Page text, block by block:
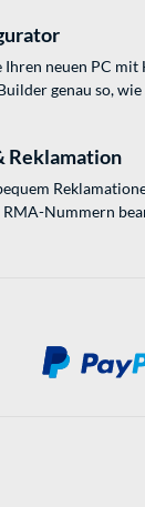
Ihren neuen PC mit
genau so, wie
Reklamation
Nummern